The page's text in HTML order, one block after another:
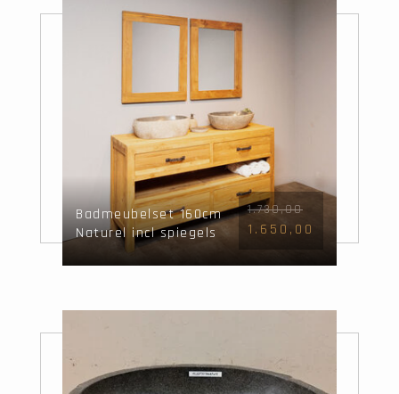
Badmeubelset 160cm
Naturel incl spiegels
& waskommen
1.730,00
1.650,00